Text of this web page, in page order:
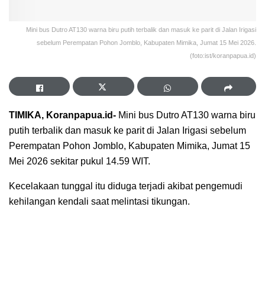
Mini bus Dutro AT130 warna biru putih terbalik dan masuk ke parit di Jalan Irigasi
sebelum Perempatan Pohon Jomblo, Kabupaten Mimika, Jumat 15 Mei 2026.
(foto:ist/koranpapua.id)
TIMIKA, Koranpapua.id- Mini bus Dutro AT130 warna biru
putih terbalik dan masuk ke parit di Jalan Irigasi sebelum
Perempatan Pohon Jomblo, Kabupaten Mimika, Jumat 15
Mei 2026 sekitar pukul 14.59 WIT.
Kecelakaan tunggal itu diduga terjadi akibat pengemudi
kehilangan kendali saat melintasi tikungan.